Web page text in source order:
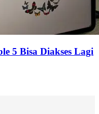
5 Bisa Diakses Lagi